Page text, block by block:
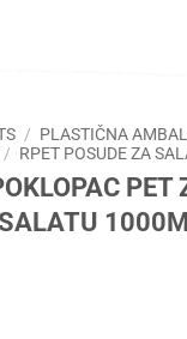
/ PLASTIČNA
/ RPET POSUDE ZA
PET